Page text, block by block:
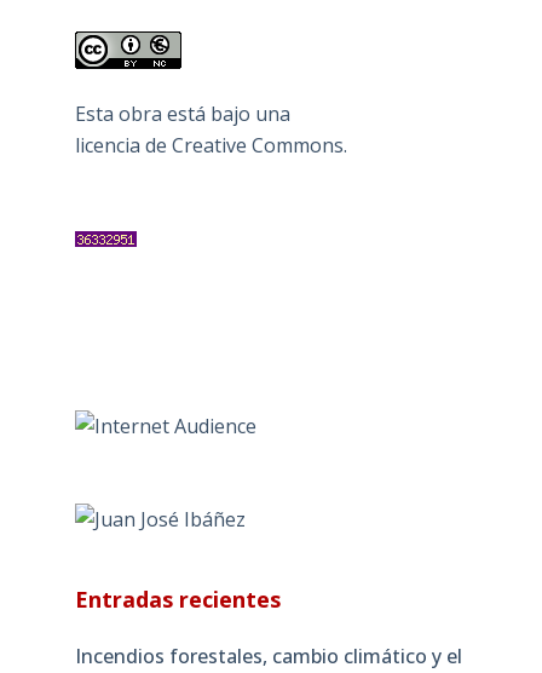
Esta obra está bajo una
licencia de Creative Commons.
Entradas recientes
Incendios forestales, cambio climático y el